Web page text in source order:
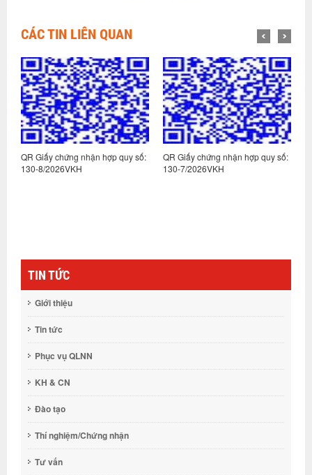
CÁC TIN LIÊN QUAN
QR Giấy chứng nhận hợp quy số:
130-8/2026VKH
QR Giấy chứng nhận hợp quy số:
130-7/2026VKH
TIN TỨC
Giới thiệu
Tin tức
Phục vụ QLNN
KH & CN
Đào tạo
Thí nghiệm/Chứng nhận
Tư vấn